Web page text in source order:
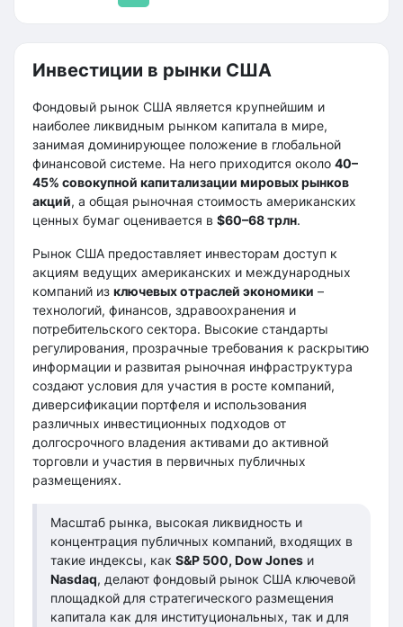
Инвестиции в рынки США
Фондовый рынок США является крупнейшим и
наиболее ликвидным рынком капитала в мире,
занимая доминирующее положение в глобальной
финансовой системе. На него приходится около 40–
45% совокупной капитализации мировых рынков
акций, а общая рыночная стоимость американских
ценных бумаг оценивается в $60–68 трлн.
Рынок США предоставляет инвесторам доступ к
акциям ведущих американских и международных
компаний из ключевых отраслей экономики –
технологий, финансов, здравоохранения и
потребительского сектора. Высокие стандарты
регулирования, прозрачные требования к раскрытию
информации и развитая рыночная инфраструктура
создают условия для участия в росте компаний,
диверсификации портфеля и использования
различных инвестиционных подходов от
долгосрочного владения активами до активной
торговли и участия в первичных публичных
размещениях.
Масштаб рынка, высокая ликвидность и
концентрация публичных компаний, входящих в
такие индексы, как S&P 500, Dow Jones и
Nasdaq, делают фондовый рынок США ключевой
площадкой для стратегического размещения
капитала как для институциональных, так и для